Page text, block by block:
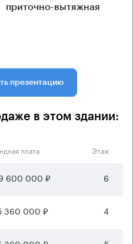
приточно-вытяжная
презентацию
в этом здании:
плата Этаж
600 000 ₽ 6
360 000 ₽ 4